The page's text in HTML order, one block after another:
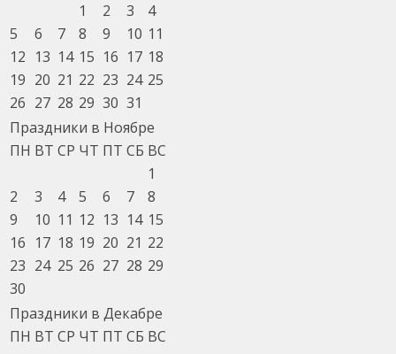
1
2 3
4
5
6 7 8 9 10 11
12 13 14 15 16 17 18
19 20 21 22 23 24 25
26 27 28 29 30 31
Праздники в Ноябре
ПН ВТ СР ЧТ ПТ СБ ВС
1
2
3 4 5 6 7
8
9
10 11 12 13 14 15
16 17 18 19 20 21 22
23 24 25 26 27 28 29
30
Праздники в Декабре
ПН ВТ СР ЧТ ПТ СБ ВС